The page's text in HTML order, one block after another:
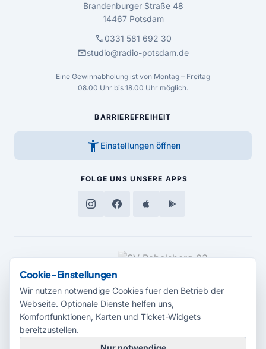
Brandenburger Straße 48
14467 Potsdam
call0331 581 692 30
mailstudio@radio-potsdam.de
Eine Gewinnabholung ist von Montag – Freitag
08.00 Uhr bis 18.00 Uhr möglich.
BARRIEREFREIHEIT
accessibility_new Einstellungen öffnen
FOLGE UNS UNSERE APPS
MEDIENPARTNER
Cookie-Einstellungen
Wir nutzen notwendige Cookies fuer den Betrieb der
Webseite. Optionale Dienste helfen uns,
Komfortfunktionen, Karten und Ticket-Widgets
bereitzustellen.